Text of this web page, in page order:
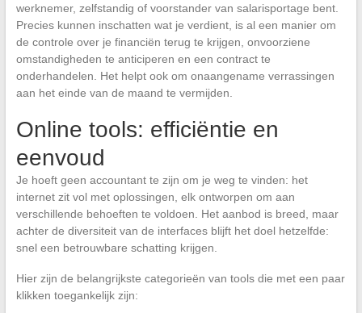
werknemer, zelfstandig of voorstander van salarisportage bent.
Precies kunnen inschatten wat je verdient, is al een manier om
de controle over je financiën terug te krijgen, onvoorziene
omstandigheden te anticiperen en een contract te
onderhandelen. Het helpt ook om onaangename verrassingen
aan het einde van de maand te vermijden.
Online tools: efficiëntie en
eenvoud
Je hoeft geen accountant te zijn om je weg te vinden: het
internet zit vol met oplossingen, elk ontworpen om aan
verschillende behoeften te voldoen. Het aanbod is breed, maar
achter de diversiteit van de interfaces blijft het doel hetzelfde:
snel een betrouwbare schatting krijgen.
Hier zijn de belangrijkste categorieën van tools die met een paar
klikken toegankelijk zijn: